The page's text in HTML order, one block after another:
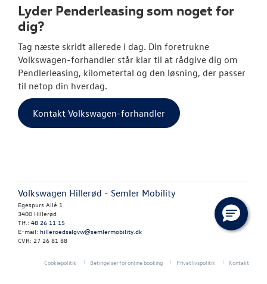
ID. Polo
Den nye
VÆRKSTED
Lyder Penderleasing som noget for
dig?
Tag næste skridt allerede i dag. Din foretrukne
Volkswagen-forhandler står klar til at rådgive dig om
Pendlerleasing, kilometertal og den løsning, der passer
til netop din hverdag.
Kontakt Volkswagen-forhandler
Volkswagen Hillerød - Semler Mobility
Egespurs Allé 1
3400 Hillerød
Tlf.: 48 26 11 15
E-mail: hilleroedsalgvw@semlermobility.dk
CVR: 27 26 81 88
Cookiepolitik Betingelser for online booking Privatlivspolitik Kontakt